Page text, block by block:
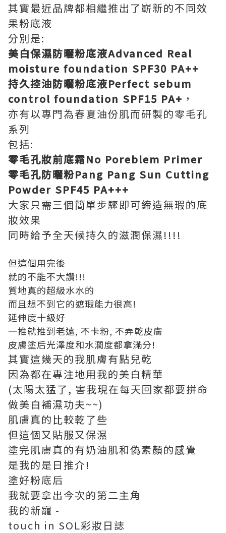
其實最近品牌都相繼推出了嶄新的不同效
果粉底液
分別是:
美白保濕防曬粉底液Advanced Real
moisture foundation SPF30 PA++
持久控油防曬粉底液Perfect sebum
control foundation SPF15 PA+ ，
亦有以專門為春夏油份肌而研製的零毛孔
系列
包括:
零毛孔妝前底霜No Poreblem Primer
零毛孔防曬粉Pang Pang Sun Cutting
Powder SPF45 PA+++
大家只需三個簡單步驟即可締造無瑕的底
妝效果
同時給予全天候持久的滋潤保濕!!!!
但這個用完後
就的不能不大讚!!!
質地真的超級水水的
而且想不到它的遮瑕能力很高!
延伸度十級好
一推就推到老遠, 不卡粉, 不弄乾皮膚
皮膚塗后光澤度和水潤度都拿滿分!
其實這幾天的我肌膚有點兒乾
因為都在專注地用我的美白精華
(太陽太猛了, 害我現在每天回家都要拼命
做美白補濕功夫~~)
肌膚真的比較乾了些
但這個又貼服又保濕
塗完肌膚真的有奶油肌和偽素顏的感覺
是我的是日推介!
塗好粉底后
我就要拿出今次的第二主角
我的新寵 -
touch in SOL彩妝日誌